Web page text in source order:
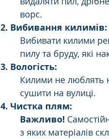
ворс.
2. Вибивання килимів:
Вибивати килими
пилу та бруду, які
3. Вологість:
Килими не люблять
сушити на вулиці.
4. Чистка плям:
Важливо!
з яких матеріалів